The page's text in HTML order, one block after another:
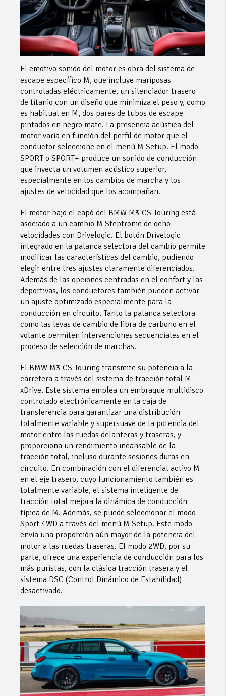
El emotivo sonido del motor es obra del sistema de
escape específico M, que incluye mariposas
controladas eléctricamente, un silenciador trasero
de titanio con un diseño que minimiza el peso y, como
es habitual en M, dos pares de tubos de escape
pintados en negro mate. La presencia acústica del
motor varía en función del perfil de motor que el
conductor seleccione en el menú M Setup. El modo
SPORT o SPORT+ produce un sonido de conducción
que inyecta un volumen acústico superior,
especialmente en los cambios de marcha y los
ajustes de velocidad que los acompañan.
El motor bajo el capó del BMW M3 CS Touring está
asociado a un cambio M Steptronic de ocho
velocidades con Drivelogic. El botón Drivelogic
integrado en la palanca selectora del cambio permite
modificar las características del cambio, pudiendo
elegir entre tres ajustes claramente diferenciados.
Además de las opciones centradas en el confort y las
deportivas, los conductores también pueden activar
un ajuste optimizado especialmente para la
conducción en circuito. Tanto la palanca selectora
como las levas de cambio de fibra de carbono en el
volante permiten intervenciones secuenciales en el
proceso de selección de marchas.
El BMW M3 CS Touring transmite su potencia a la
carretera a través del sistema de tracción total M
xDrive. Este sistema emplea un embrague multidisco
controlado electrónicamente en la caja de
transferencia para garantizar una distribución
totalmente variable y supersuave de la potencia del
motor entre las ruedas delanteras y traseras, y
proporciona un rendimiento incansable de la
tracción total, incluso durante sesiones duras en
circuito. En combinación con el diferencial activo M
en el eje trasero, cuyo funcionamiento también es
totalmente variable, el sistema inteligente de
tracción total mejora la dinámica de conducción
típica de M. Además, se puede seleccionar el modo
Sport 4WD a través del menú M Setup. Este modo
envía una proporción aún mayor de la potencia del
motor a las ruedas traseras. El modo 2WD, por su
parte, ofrece una experiencia de conducción para los
más puristas, con la clásica tracción trasera y el
sistema DSC (Control Dinámico de Estabilidad)
desactivado.